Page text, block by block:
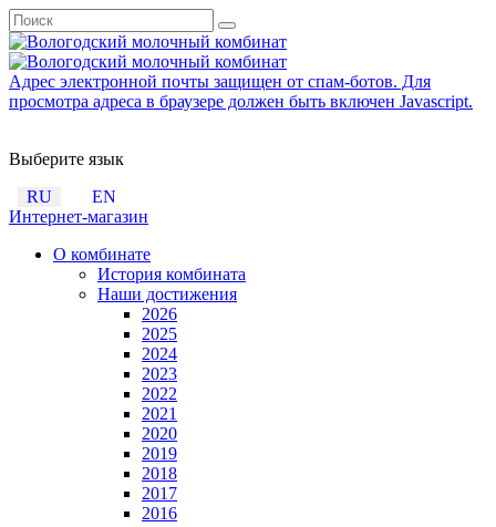
Адрес электронной почты защищен от спам-ботов. Для
просмотра адреса в браузере должен быть включен Javascript.
Выберите язык
RU
EN
Интернет-магазин
О комбинате
История комбината
Наши достижения
2026
2025
2024
2023
2022
2021
2020
2019
2018
2017
2016